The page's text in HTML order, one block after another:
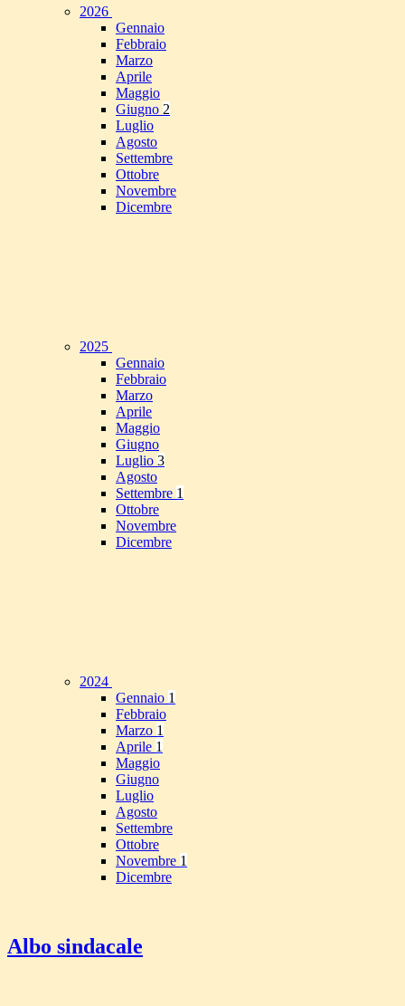
2026
Gennaio
Febbraio
Marzo
Aprile
Maggio
Giugno 2
Luglio
Agosto
Settembre
Ottobre
Novembre
Dicembre
2025
Gennaio
Febbraio
Marzo
Aprile
Maggio
Giugno
Luglio 3
Agosto
Settembre 1
Ottobre
Novembre
Dicembre
2024
Gennaio 1
Febbraio
Marzo 1
Aprile 1
Maggio
Giugno
Luglio
Agosto
Settembre
Ottobre
Novembre 1
Dicembre
Albo sindacale